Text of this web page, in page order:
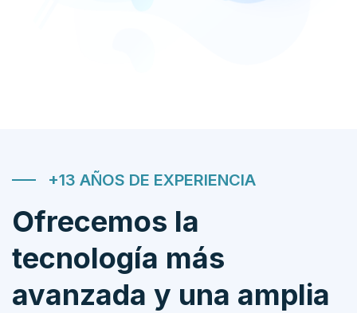
+13 AÑOS DE EXPERIENCIA
Ofrecemos la
tecnología más
avanzada y una amplia